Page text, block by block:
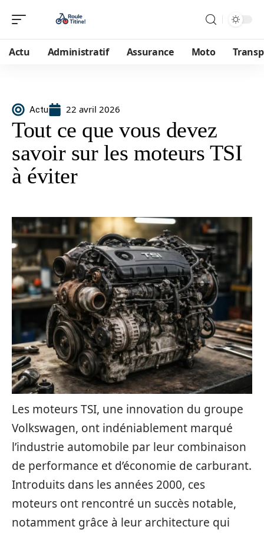
Actu Administratif Assurance Moto
Actu 22 avril 2026
Tout ce que vous devez
savoir sur les moteurs TSI
à éviter
Les moteurs TSI, une innovation du groupe
Volkswagen, ont indéniablement marqué
l’industrie automobile par leur combinaison
de performance et d’économie de carburant.
Introduits dans les années 2000, ces
moteurs ont rencontré un succès notable,
notamment grâce à leur architecture qui